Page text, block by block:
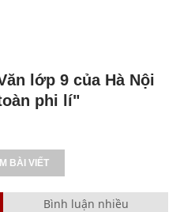
lớp 9 của Hà Nội
phi lí"
BÀI VIẾT
Bình luận nhiều